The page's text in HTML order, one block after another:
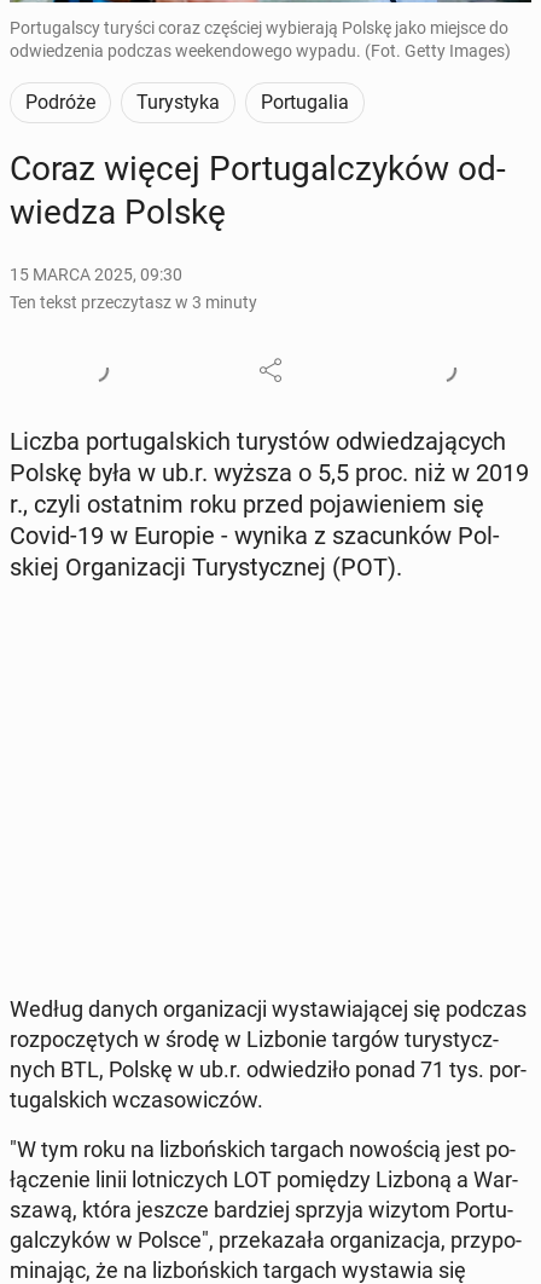
Portugalscy turyści coraz częściej wybierają Polskę jako miejsce do
odwiedzenia podczas weekendowego wypadu. (Fot. Getty Images)
Podróże Turystyka Portugalia
Coraz więcej Por­tu­gal­czy­ków od­
wie­dza Polskę
15 MARCA 2025, 09:30
Ten tekst przeczytasz w 3 minuty
Liczba por­tu­gal­skich tu­ry­stów od­wie­dza­ją­cych
Polskę była w ub.r. wyższa o 5,5 proc. niż w 2019
r., czyli ostat­nim roku przed po­ja­wie­niem się
Covid-19 w Europie - wynika z sza­cun­ków Pol­
skiej Or­ga­ni­za­cji Tu­ry­stycz­nej (POT).
Według danych or­ga­ni­za­cji wy­sta­wia­ją­cej się podczas
roz­po­czę­tych w środę w Li­zbo­nie targów tu­ry­stycz­
nych BTL, Polskę w ub.r. od­wie­dzi­ło ponad 71 tys. por­
tu­gal­skich wcza­so­wi­czów.
"W tym roku na li­zboń­skich targach no­wo­ścią jest po­
łą­cze­nie linii lot­ni­czych LOT po­mię­dzy Lizboną a War­
sza­wą, która jeszcze bar­dziej sprzyja wizytom Por­tu­
gal­czy­ków w Polsce", prze­ka­za­ła or­ga­ni­za­cja, przy­po­
mi­na­jąc, że na li­zboń­skich targach wy­sta­wia się